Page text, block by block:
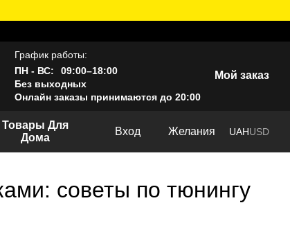
График работы:
ПН - ВС:
09:00–18:00
Без выходных
Онлайн заказы принимаются до 20:00
Мой заказ
Товары Для
Дома
Вход Желания UAHUSD
советы по тюнингу